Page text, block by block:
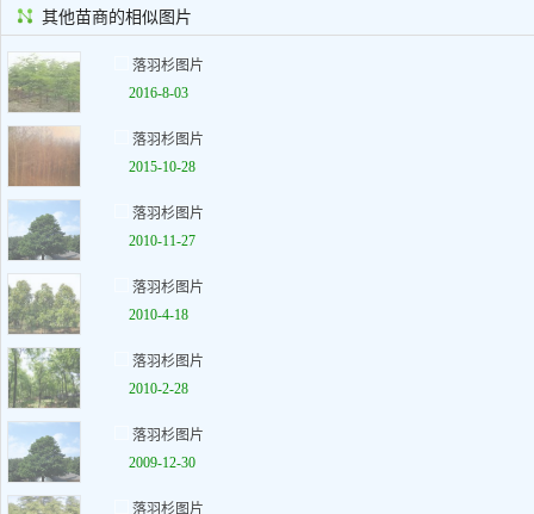
其他苗商的相似图片
落羽杉图片
2016-8-03
落羽杉图片
2015-10-28
落羽杉图片
2010-11-27
落羽杉图片
2010-4-18
落羽杉图片
2010-2-28
落羽杉图片
2009-12-30
落羽杉图片